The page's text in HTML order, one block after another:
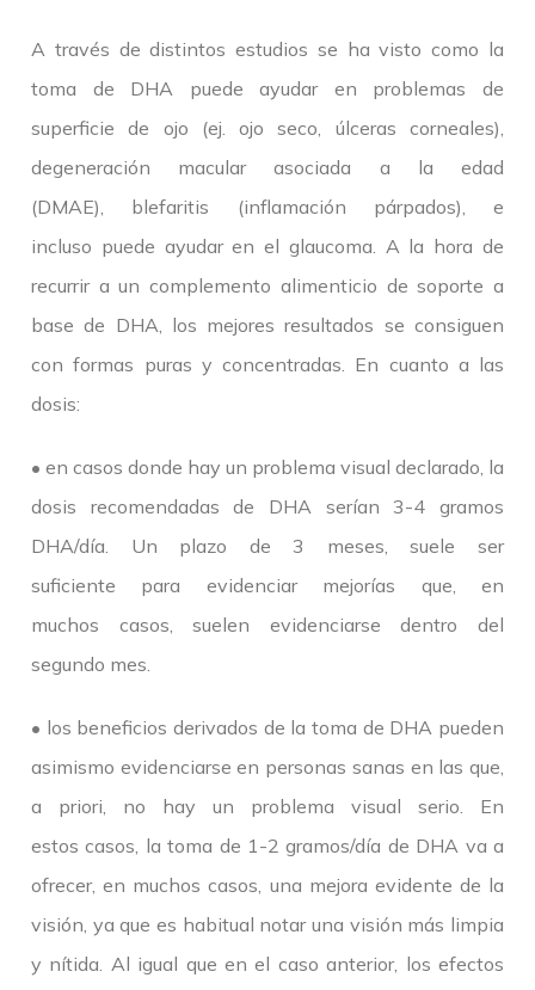
A través de distintos estudios se ha visto como la
toma de DHA puede ayudar en problemas de
superficie de ojo (ej. ojo seco, úlceras corneales),
degeneración macular asociada a la edad
(DMAE), blefaritis (inflamación párpados), e
incluso puede ayudar en el glaucoma. A la hora de
recurrir a un complemento alimenticio de soporte a
base de DHA, los mejores resultados se consiguen
con formas puras y concentradas. En cuanto a las
dosis:
• en casos donde hay un problema visual declarado, la
dosis recomendadas de DHA serían 3-4 gramos
DHA/día. Un plazo de 3 meses, suele ser
suficiente para evidenciar mejorías que, en
muchos casos, suelen evidenciarse dentro del
segundo mes.
• los beneficios derivados de la toma de DHA pueden
asimismo evidenciarse en personas sanas en las que,
a priori, no hay un problema visual serio. En
estos casos, la toma de 1-2 gramos/día de DHA va a
ofrecer, en muchos casos, una mejora evidente de la
visión, ya que es habitual notar una visión más limpia
y nítida. Al igual que en el caso anterior, los efectos